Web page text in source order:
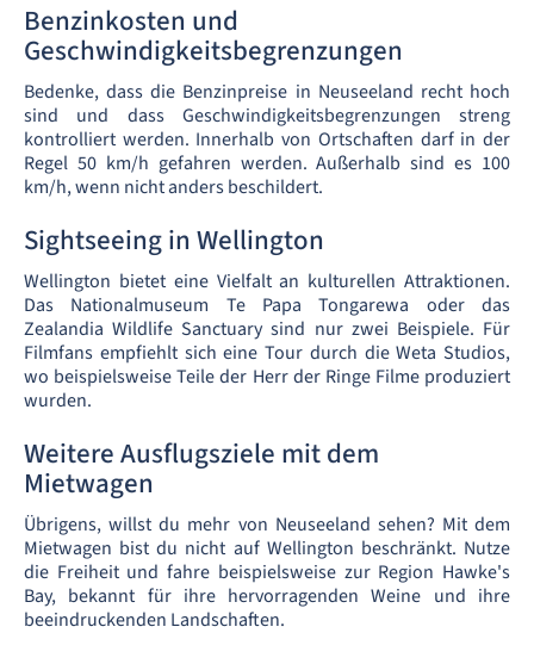
Benzinkosten und
Geschwindigkeitsbegrenzungen
Bedenke, dass die Benzinpreise in Neuseeland recht hoch
sind und dass Geschwindigkeitsbegrenzungen streng
kontrolliert werden. Innerhalb von Ortschaften darf in der
Regel 50 km/h gefahren werden. Außerhalb sind es 100
km/h, wenn nicht anders beschildert.
Sightseeing in Wellington
Wellington bietet eine Vielfalt an kulturellen Attraktionen.
Das Nationalmuseum Te Papa Tongarewa oder das
Zealandia Wildlife Sanctuary sind nur zwei Beispiele. Für
Filmfans empfiehlt sich eine Tour durch die Weta Studios,
wo beispielsweise Teile der Herr der Ringe Filme produziert
wurden.
Weitere Ausflugsziele mit dem
Mietwagen
Übrigens, willst du mehr von Neuseeland sehen? Mit dem
Mietwagen bist du nicht auf Wellington beschränkt. Nutze
die Freiheit und fahre beispielsweise zur Region Hawke's
Bay, bekannt für ihre hervorragenden Weine und ihre
beeindruckenden Landschaften.